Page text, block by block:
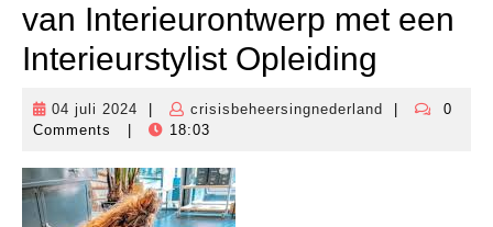
van Interieurontwerp met een
Interieurstylist Opleiding
04 juli 2024
04
juli
crisisbeheersingnederland
0
Comments
18:03